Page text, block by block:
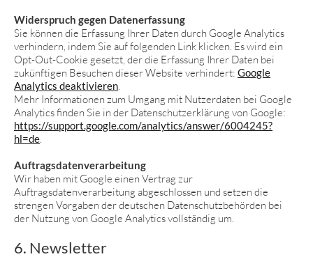
Widerspruch gegen Datenerfassung
Sie können die Erfassung Ihrer Daten durch Google Analytics
verhindern, indem Sie auf folgenden Link klicken. Es wird ein
Opt-Out-Cookie gesetzt, der die Erfassung Ihrer Daten bei
zukünftigen Besuchen dieser Website verhindert: Google
Analytics deaktivieren
Mehr Informationen zum Umgang mit Nutzerdaten bei Google
Analytics finden Sie in der Datenschutzerklärung von Google:
https://support.google.com/analytics/answer/6004245?
hl=de
Auftragsdatenverarbeitung
Wir haben mit Google einen Vertrag zur
Auftragsdatenverarbeitung abgeschlossen und setzen die
strengen Vorgaben der deutschen Datenschutzbehörden bei
der Nutzung von Google Analytics vollständig um.
6. Newsletter